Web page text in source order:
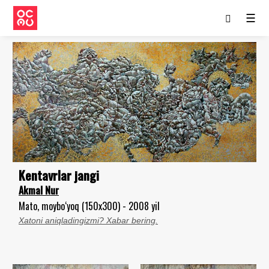
☰
Kentavrlar jangi
Akmal Nur
Mato, moybo‘yoq (150x300) - 2008 yil
Xatoni aniqladingizmi? Xabar bering.